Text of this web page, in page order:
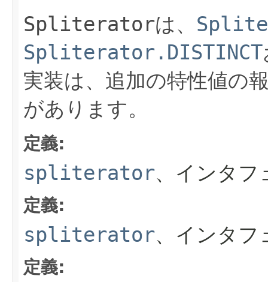
Spliteratorは、
Spliterator.DISTINCT
実装は、追加の特性値の
があります。
定義:
spliterator、インタフ
定義:
spliterator、インタフ
定義: